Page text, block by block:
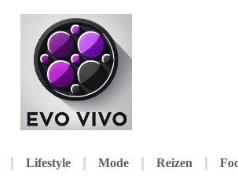
Lifestyle Mode Reizen